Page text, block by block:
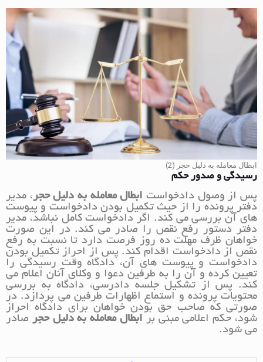
ابطال معامله به دلیل حجر (2)
رسیدگی و صدور حکم
پس از وصول دادخواست ابطال معامله به دلیل حجر ، مدیر
دفتر پرونده را از حیث تکمیل بودن دادخواست و پیوست
های آن بررسی می کند. اگر دادخواست کامل نباشد، مدیر
دفتر دستور رفع نقص را صادر می کند. در این صورت
خواهان ظرف مهلت ده روز فرصت دارد تا نسبت به رفع
نقص از دادخواست اقدام کند. پس از احراز تکمیل بودن
دادخواست و پیوست های آن، دادگاه وقت رسیدگی را
تعیین کرده و آن را به طرفین دعوا و وکلای آنان اعلام می
کند. پس از تشکیل جلسه دادرسی، دادگاه به بررسی
محتویات پرونده و استماع اظهارات طرفین می پردازد. در
صورتی که صاحب حق بودن خواهان برای دادگاه احراز
شود، حکم اعلامی مبنی بر ابطال معامله به دلیل حجر صادر
می شود.